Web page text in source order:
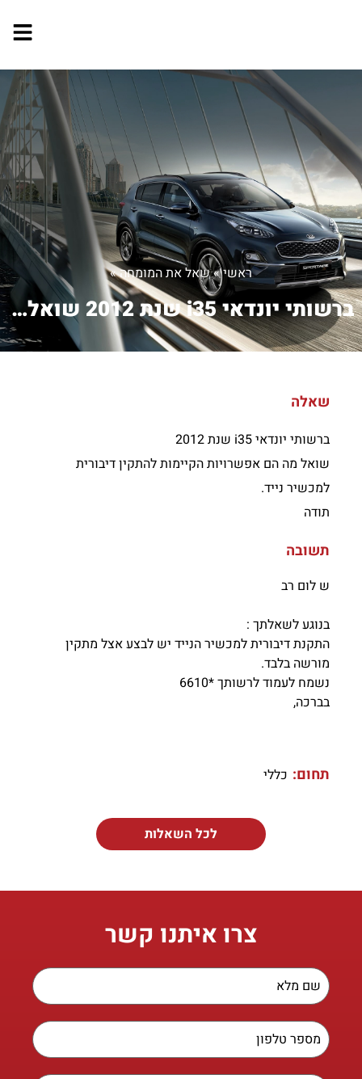
ראשי»שאל את המומחה»
ברשותי יונדאי i35 שנת 2012 שואל מה ...
שאלה
ברשותי יונדאי i35 שנת 2012
שואל מה הם אפשרויות הקיימות להתקין דיבורית
למכשיר נייד.
תודה
תשובה
ש לום רב
בנוגע לשאלתך :
התקנת דיבורית למכשיר הנייד יש לבצע אצל מתקין
מורשה בלבד.
נשמח לעמוד לרשותך *6610
בברכה,
תחום: כללי
לכל השאלות
צרו איתנו קשר